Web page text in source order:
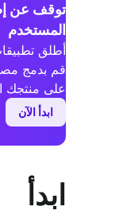
توقف عن
المستخدم
قم بدمج
على منتجك
ابدأ الآن
ابدأ